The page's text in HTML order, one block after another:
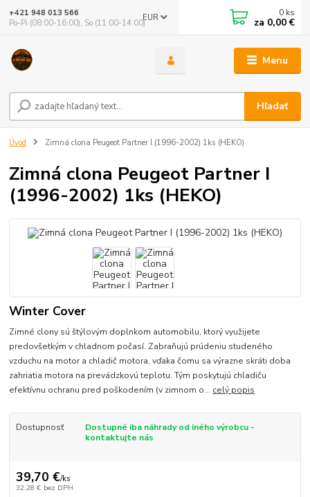
Menu
EUR
Hľadať
+421 948 013 566
Po-Pi (08:00-16:00), So (11:00-14:00)
0 ks
za 0,00 €
Úvod Zimná clona Peugeot Partner I (1996-2002) 1ks (HEKO)
Zimná clona Peugeot Partner I
(1996-2002) 1ks (HEKO)
Winter Cover
Zimné clony sú štýlovým doplnkom automobilu, ktorý využijete
predovšetkým v chladnom počasí. Zabraňujú prúdeniu studeného
vzduchu na motor a chladič motora, vďaka čomu sa výrazne skráti doba
zahriatia motora na prevádzkovú teplotu. Tým poskytujú chladiču
efektívnu ochranu pred poškodením (v zimnom o... celý popis
Dostupnosť
Dostupné iba náhrady od iného výrobcu -
kontaktujte nás
39,70 €/ks
32,28 € bez DPH